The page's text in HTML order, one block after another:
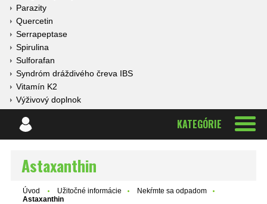
Parazity
Quercetin
Serrapeptase
Spirulina
Sulforafan
Syndróm dráždivého čreva IBS
Vitamín K2
Výživový doplnok
KATEGÓRIE
Astaxanthin
Úvod Užitočné informácie
Nekŕmte sa odpadom
Astaxanthin